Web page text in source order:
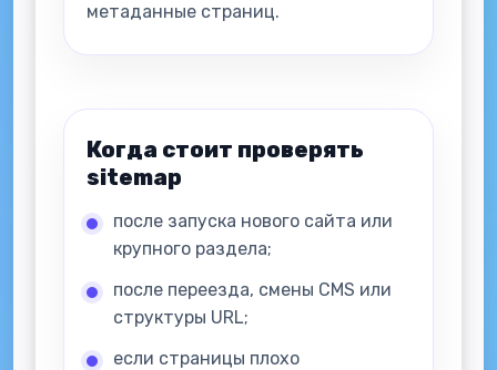
метаданные страниц.
Когда стоит проверять
sitemap
после запуска нового сайта или
крупного раздела;
после переезда, смены CMS или
структуры URL;
если страницы плохо